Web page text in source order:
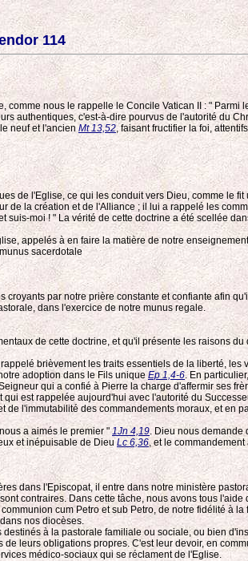
114
nous le rappelle le Concile Vatican II : "
authentiques, c'est-à-dire pourvus de l'autorité du
neuf et l'ancien Mt 13,52, faisant fructifier la foi,
de l'Eglise, ce qui les conduit vers Dieu, comme le
la création et de l'Alliance ; il lui a rappelé les
moi ! " La vérité de cette doctrine a été scellée
appelés à en faire la matière de notre
sacerdotale
par notre prière constante et confiante afin
dans l'exercice de notre munus regale.
de cette doctrine, et qu'il présente les raisons
brièvement les traits essentiels de la liberté,
adoption dans le Fils unique Ep 1,4-6. En
qui a confié à Pierre la charge d'affermir ses
est rappelée aujourd'hui avec l'autorité du
l'immutabilité des commandements moraux, et en
a aimés le premier " 1Jn 4,19 . Dieu nous
et inépuisable de DieuLc 6,36, et le
dans l'Episcopat, il entre dans notre ministère
contraires. Dans cette tâche, nous avons tous
cum Petro et sub Petro, de notre fidélité à
nos diocèses.
à la pastorale familiale ou sociale, ou bien
leurs obligations propres. C'est leur devoir, en
médico-sociaux qui se réclament de l'Eglise.